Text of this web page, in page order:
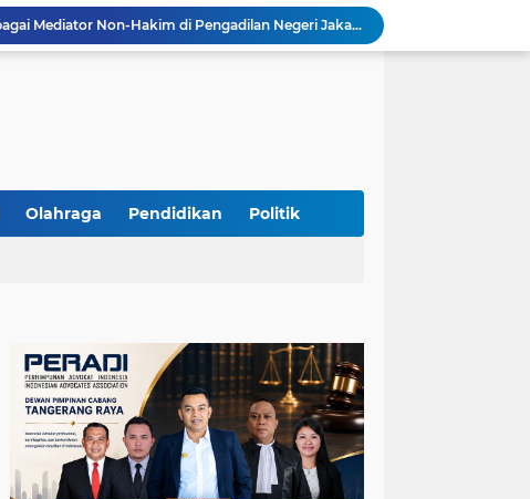
Yandri SH Kawal APDESI di Gugatan PSN PIK 2, Tegaskan Komitmen pada Supremasi Hukum
Sidang PSN PIK 2 Memanas, Yandri SH Tampil sebagai Kuasa Hukum APDESI di PN Jakarta Pusat
Dipercaya Mahkamah Agung, Yandri, S.H. Perkuat Peran Mediasi di Pengadilan Negeri Jakarta Selatan
Olahraga Pendidikan Politik